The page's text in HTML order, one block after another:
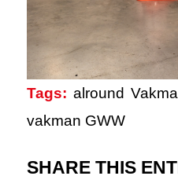
Tags: alround
vakman GWW
SHARE THIS